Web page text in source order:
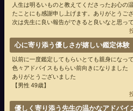
人生は明るいものと教えてくださったお心の
たことにも感謝申し上げます。ありがとうござ
次は先生に良い報告ができると良いなと思って
心に寄り添う優しさが嬉しい鑑定体験
以前に一度鑑定してもらいとても親身になっ
色々アドバイスももらい前向きになりました
ありがとうございました
【男性 49歳】
優しく寄り添う先生の温かなアドバイ